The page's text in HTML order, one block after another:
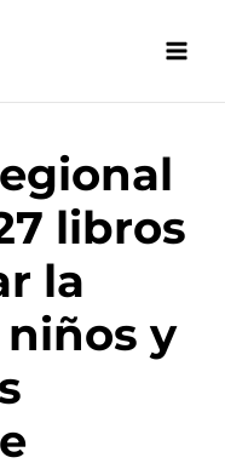
libros
la
y